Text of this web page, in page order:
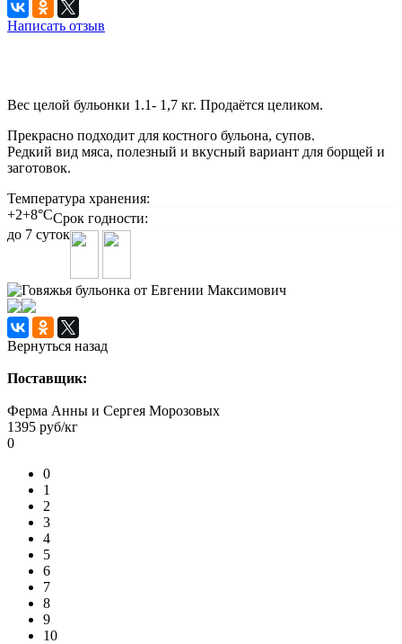
Написать отзыв
Вес целой бульонки 1.1- 1,7 кг. Продаётся целиком.
Прекрасно подходит для костного бульона, супов.
Редкий вид мяса, полезный и вкусный вариант для борщей и
заготовок.
Температура хранения:
+2+8°ССрок годности:
до 7 суток
Вернуться назад
Поставщик:
Ферма Анны и Сергея Морозовых
1395 руб/кг
0
0
1
2
3
4
5
6
7
8
9
10